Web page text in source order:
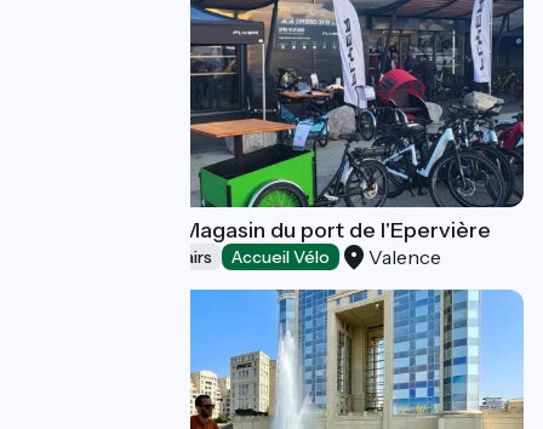
Carbone Zéro - Magasin du port de l'Epervière
Bicycle rentals/ repairs Accueil Vélo Valence